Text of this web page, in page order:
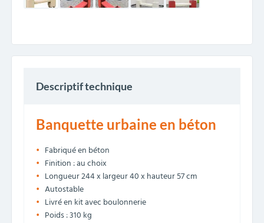
Descriptif technique
Banquette urbaine en béton
Fabriqué en béton
Finition : au choix
Longueur 244 x largeur 40 x hauteur 57 cm
Autostable
Livré en kit avec boulonnerie
Poids : 310 kg